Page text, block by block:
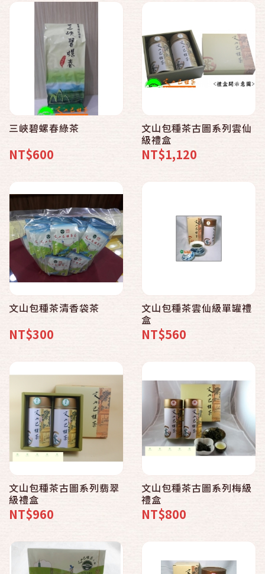
三峽碧螺春綠茶
NT$600
文山包種茶古圖系列雲仙
級禮盒
NT$1,120
文山包種茶清香袋茶
NT$300
文山包種茶雲仙級單罐禮
盒
NT$560
文山包種茶古圖系列翡翠
級禮盒
NT$960
文山包種茶古圖系列梅級
禮盒
NT$800